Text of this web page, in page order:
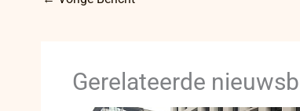
Gerelateerde